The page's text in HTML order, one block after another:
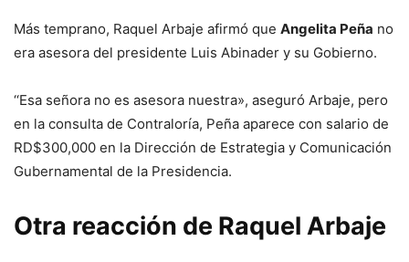
Más temprano, Raquel Arbaje afirmó que Angelita Peña no
era asesora del presidente Luis Abinader y su Gobierno.
‘‘Esa señora no es asesora nuestra», aseguró Arbaje, pero
en la consulta de Contraloría, Peña aparece con salario de
RD$300,000 en la Dirección de Estrategia y Comunicación
Gubernamental de la Presidencia.
Otra reacción de Raquel Arbaje